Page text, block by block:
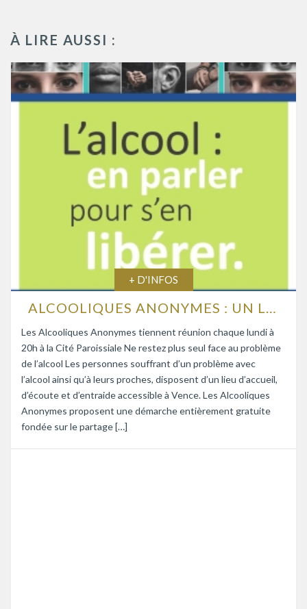
À LIRE AUSSI :
+ D'INFOS
ALCOOLIQUES ANONYMES : UN LIEU D’ÉCOUTE ET D’ENTRAIDE
Les Alcooliques Anonymes tiennent réunion chaque lundi à
20h à la Cité Paroissiale Ne restez plus seul face au problème
de l’alcool Les personnes souffrant d’un problème avec
l’alcool ainsi qu’à leurs proches, disposent d’un lieu d’accueil,
d’écoute et d’entraide accessible à Vence. Les Alcooliques
Anonymes proposent une démarche entièrement gratuite
fondée sur le partage […]